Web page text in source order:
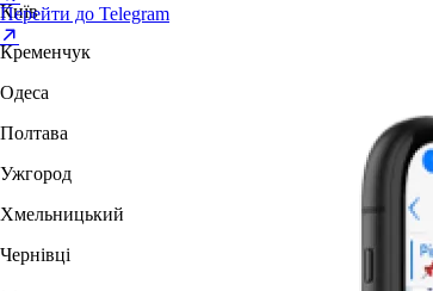
Київ
Кременчук
Одеса
Полтава
Ужгород
Хмельницький
Чернівці
Перейти до Telegram